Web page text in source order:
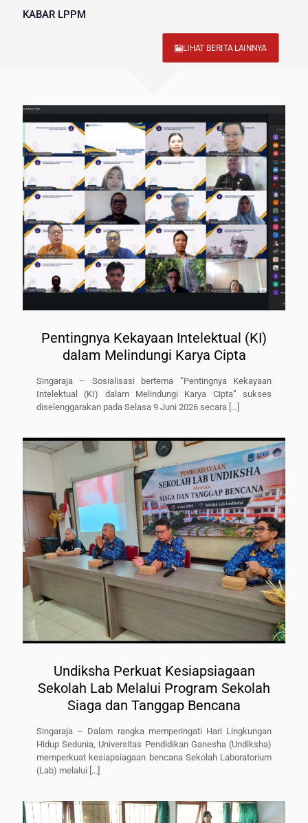
KABAR LPPM
LIHAT BERITA LAINNYA
Pentingnya Kekayaan Intelektual (KI)
dalam Melindungi Karya Cipta
Singaraja – Sosialisasi bertema “Pentingnya Kekayaan
Intelektual (KI) dalam Melindungi Karya Cipta” sukses
diselenggarakan pada Selasa 9 Juni 2026 secara […]
Undiksha Perkuat Kesiapsiagaan
Sekolah Lab Melalui Program Sekolah
Siaga dan Tanggap Bencana
Singaraja – Dalam rangka memperingati Hari Lingkungan
Hidup Sedunia, Universitas Pendidikan Ganesha (Undiksha)
memperkuat kesiapsiagaan bencana Sekolah Laboratorium
(Lab) melalui […]